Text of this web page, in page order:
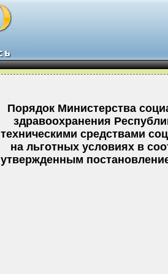
Порядок Министерства
здравоохранения
техническими средствами
на льготных условиях в
утвержденным